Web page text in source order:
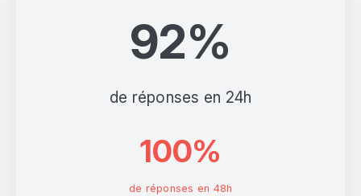
92%
de réponses en 24h
100%
de réponses en 48h